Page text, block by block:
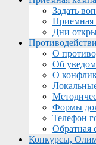
Задать
Приемная
Дни
О
Об
О
Формы
Телефон
Обратная
Конкурсы,